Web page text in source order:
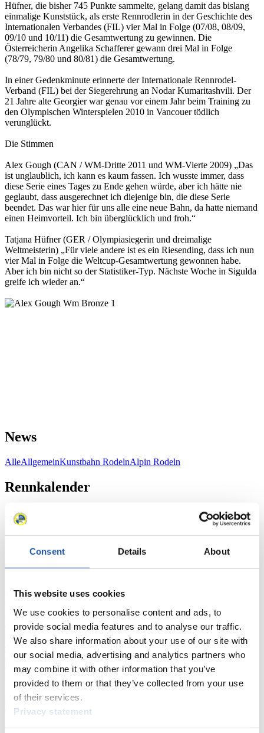
Consent Details About
This website uses cookies
We use cookies to personalise content and ads, to
provide social media features and to analyse our traffic.
We also share information about your use of our site with
our social media, advertising and analytics partners who
may combine it with other information that you’ve
provided to them or that they’ve collected from your use
of their services.
Privacy statement
Hüfner, die bisher 745 Punkte sammelte, gelang damit das bislang
einmalige Kunststück, als erste Rennrodlerin in der Geschichte des
Internationalen Verbandes (FIL) vier Mal in Folge (07/08, 08/09,
09/10 und 10/11) die Gesamtwertung zu gewinnen. Die
Österreicherin Angelika Schafferer gewann drei Mal in Folge
(78/79, 79/80 und 80/81) die Gesamtwertung.
In einer Gedenkminute erinnerte der Internationale Rennrodel-
Verband (FIL) bei der Siegerehrung an Nodar Kumaritashvili. Der
21 Jahre alte Georgier war genau vor einem Jahr beim Training zu
den Olympischen Winterspielen 2010 in Vancouer tödlich
verunglückt.
Die Stimmen
Alex Gough (CAN / WM-Dritte 2011 und WM-Vierte 2009) „Das
ist unglaublich, ich kann es kaum fassen. Ich wusste immer, dass
diese Serie eines Tages zu Ende gehen würde, aber ich hätte nie
geglaubt, dass ausgerechnet ich diejenige bin, die diese Serie
beendet. Das war hier für uns alle eine neue Bahn, da hatte niemand
einen Heimvorteil. Ich bin überglücklich und froh.“
Tatjana Hüfner (GER / Olympiasiegerin und dreimalige
Weltmeisterin) „Für viele andere ist es ein Riesending, dass ich nun
vier Mal in Folge die Weltcup-Gesamtwertung gewonnen habe.
Aber ich bin nicht so der Statistiker-Typ. Nächste Woche in Sigulda
greife ich wieder an.“
News
AlleAllgemeinKunstbahn RodelnAlpin Rodeln
Rennkalender
Kunstbahn Rodeln Rennkalender als PDF
Ergebnisse
FIL LIVE TV
Live Streaming Kunstbahn Rodeln
Live Streaming Alpin
Rodeln Highlights YOG Gangwon 2024
Ergebnis-Live-Ticker Kunstbahn
Tippspiel
Naturbahn
Zielgruppen Anzeigen